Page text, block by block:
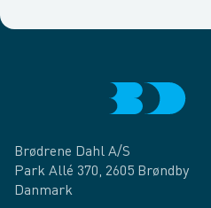
Brødrene Dahl A/S
Park Allé 370, 2605 Brøndby
Danmark